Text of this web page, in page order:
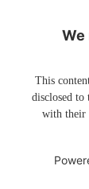
We
This
disclosed to
with their